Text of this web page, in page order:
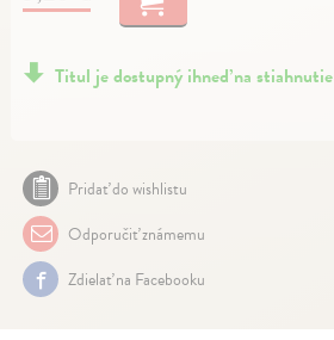
Titul je dostupný ihneď na stiahnutie
Pridať do wishlistu
Odporučiť známemu
Zdielať na Facebooku